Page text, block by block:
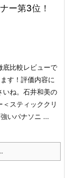
ー第3位！
底比較レビューで
す！ 評価内容に
ね。 石井和美の
スティッククリ
いパナソニ ...